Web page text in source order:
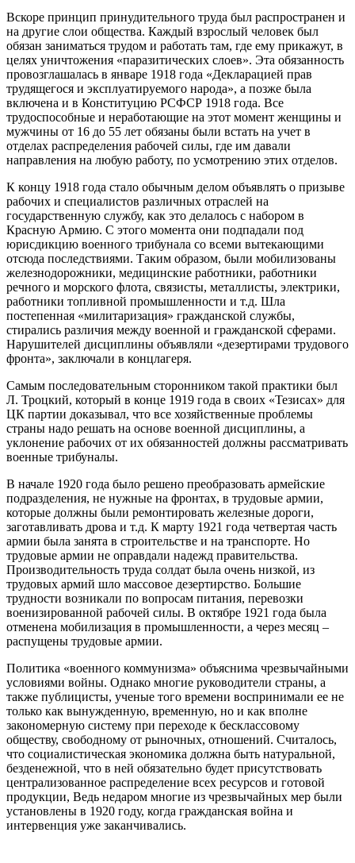
Вскоре принцип принудительного труда был распространен и
на другие слои общества. Каждый взрослый человек был
обязан заниматься трудом и работать там, где ему прикажут, в
целях уничтожения «паразитических слоев». Эта обязанность
провозглашалась в январе 1918 года «Декларацией прав
трудящегося и эксплуатируемого народа», а позже была
включена и в Конституцию РСФСР 1918 года. Все
трудоспособные и неработающие на этот момент женщины и
мужчины от 16 до 55 лет обязаны были встать на учет в
отделах распределения рабочей силы, где им давали
направления на любую работу, по усмотрению этих отделов.
К концу 1918 года стало обычным делом объявлять о призыве
рабочих и специалистов различных отраслей на
государственную службу, как это делалось с набором в
Красную Армию. С этого момента они подпадали под
юрисдикцию военного трибунала со всеми вытекающими
отсюда последствиями. Таким образом, были мобилизованы
железнодорожники, медицинские работники, работники
речного и морского флота, связисты, металлисты, электрики,
работники топливной промышленности и т.д. Шла
постепенная «милитаризация» гражданской службы,
стирались различия между военной и гражданской сферами.
Нарушителей дисциплины объявляли «дезертирами трудового
фронта», заключали в концлагеря.
Самым последовательным сторонником такой практики был
Л. Троцкий, который в конце 1919 года в своих «Тезисах» для
ЦК партии доказывал, что все хозяйственные проблемы
страны надо решать на основе военной дисциплины, а
уклонение рабочих от их обязанностей должны рассматривать
военные трибуналы.
В начале 1920 года было решено преобразовать армейские
подразделения, не нужные на фронтах, в трудовые армии,
которые должны были ремонтировать железные дороги,
заготавливать дрова и т.д. К марту 1921 года четвертая часть
армии была занята в строительстве и на транспорте. Но
трудовые армии не оправдали надежд правительства.
Производительность труда солдат была очень низкой, из
трудовых армий шло массовое дезертирство. Большие
трудности возникали по вопросам питания, перевозки
военизированной рабочей силы. В октябре 1921 года была
отменена мобилизация в промышленности, а через месяц –
распущены трудовые армии.
Политика «военного коммунизма» объяснима чрезвычайными
условиями войны. Однако многие руководители страны, а
также публицисты, ученые того времени воспринимали ее не
только как вынужденную, временную, но и как вполне
закономерную систему при переходе к бесклассовому
обществу, свободному от рыночных, отношений. Считалось,
что социалистическая экономика должна быть натуральной,
безденежной, что в ней обязательно будет присутствовать
централизованное распределение всех ресурсов и готовой
продукции, Ведь недаром многие из чрезвычайных мер были
установлены в 1920 году, когда гражданская война и
интервенция уже заканчивались.